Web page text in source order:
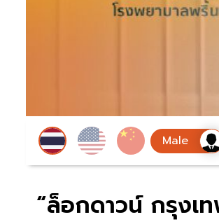
“ล็อกดาวน์ กรุงเ